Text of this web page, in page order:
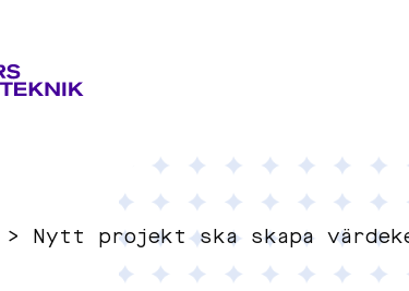
> Nytt projekt ska skapa